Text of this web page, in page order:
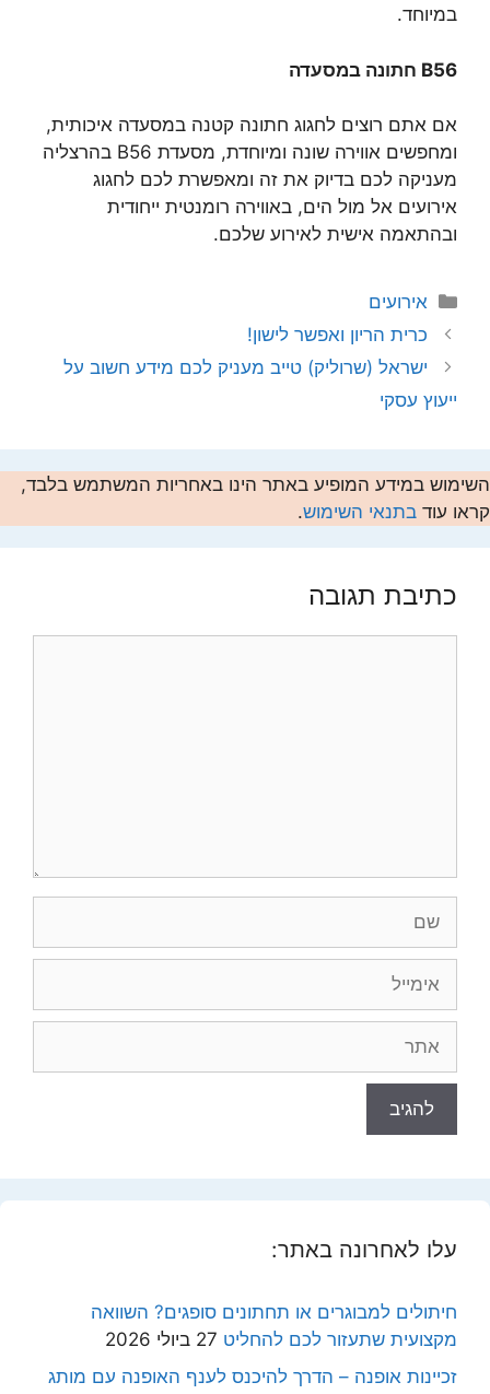
במיוחד.
B56 חתונה במסעדה
אם אתם רוצים לחגוג חתונה קטנה במסעדה איכותית,
ומחפשים אווירה שונה ומיוחדת, מסעדת B56 בהרצליה
מעניקה לכם בדיוק את זה ומאפשרת לכם לחגוג
אירועים אל מול הים, באווירה רומנטית ייחודית
ובהתאמה אישית לאירוע שלכם.
קטגוריות
אירועים
כרית הריון ואפשר לישון!
ישראל (שרוליק) טייב מעניק לכם מידע חשוב על
ייעוץ עסקי
השימוש במידע המופיע באתר הינו באחריות המשתמש בלבד,
קראו עוד בתנאי השימוש.
כתיבת תגובה
עלו לאחרונה באתר:
חיתולים למבוגרים או תחתונים סופגים? השוואה
מקצועית שתעזור לכם להחליט 27 ביולי 2026
זכיינות אופנה – הדרך להיכנס לענף האופנה עם מותג